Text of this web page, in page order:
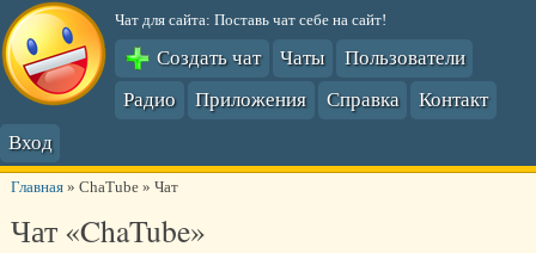
Чат для сайта: Поставь чат себе на сайт!
Создать чат Чаты
Пользователи
Радио
Приложения Справка
Контакт
Вход
Главная» ChaTube» Чат
Чат «ChaTube»